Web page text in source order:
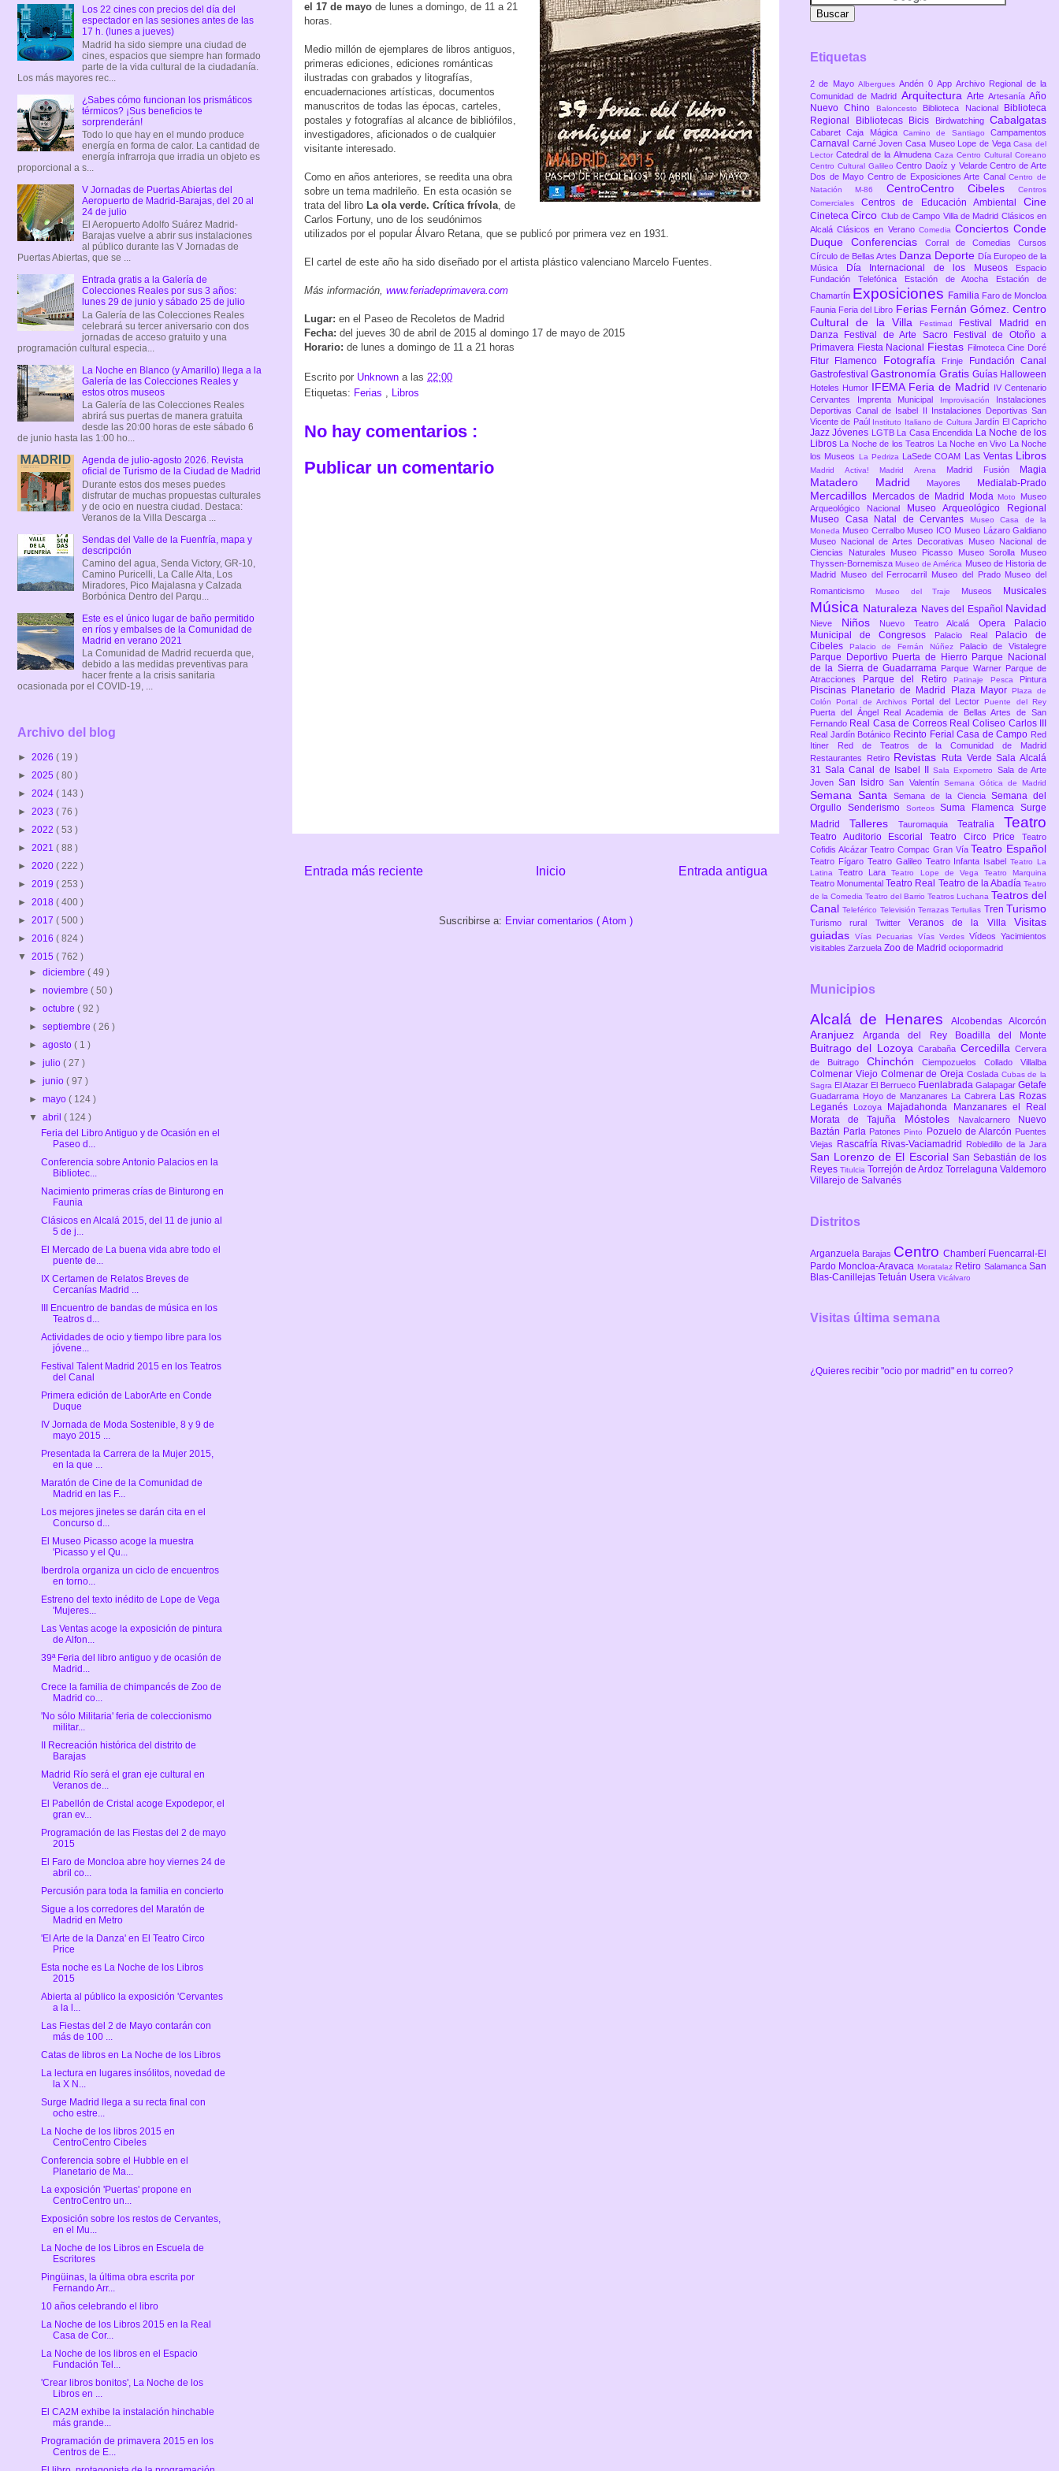
el 17 de mayo de lunes a domingo, de 11 a 21
horas.
Medio millón de ejemplares de libros antiguos,
primeras ediciones, ediciones románticas
ilustradas con grabados y litografías,
encuadernaciones artísticas, documentos
manuscritos de todas las épocas, carteles,
postales y fotografías al alcance de bibliófilos,
investigadores, aficionados o de cualquier
visitante interesado.
Como en años anteriores, se reedita una obra
sobre un tema madrileño. En esta ocasión se
trata del libro La ola verde. Crítica frívola , de
Carlos Fortuny, uno de los seudónimos
utilizados por el popular Álvaro Retana, que se publicó por primera vez en 1931.
El cartel de este año ha sido diseñado por el artista plástico valenciano Marcelo Fuentes.
Más información, www.feriadeprimavera.com
Lugar: en el Paseo de Recoletos de Madrid
Fecha: del jueves 30 de abril de 2015 al domingo 17 de mayo de 2015
Horario: de lunes a domingo de 11 a 21 horas
Escrito por Unknown a las 22:00
Etiquetas: Ferias , Libros
No hay comentarios :
Publicar un comentario
Entrada más reciente Entrada antigua
Inicio
Suscribirse a: Enviar comentarios ( Atom )
Los 22 cines con precios del día del
espectador en las sesiones antes de las
17 h. (lunes a jueves)
Madrid ha sido siempre una ciudad de
cines, espacios que siempre han formado
parte de la vida cultural de la ciudadanía.
Los más mayores rec...
¿Sabes cómo funcionan los prismáticos
térmicos? ¡Sus beneficios te
sorprenderán!
Todo lo que hay en el mundo produce
energía en forma de calor. La cantidad de
energía infrarroja que irradia un objeto es
proporcional a s...
V Jornadas de Puertas Abiertas del
Aeropuerto de Madrid-Barajas, del 20 al
24 de julio
El Aeropuerto Adolfo Suárez Madrid-
Barajas vuelve a abrir sus instalaciones
al público durante las V Jornadas de
Puertas Abiertas, que se ...
Entrada gratis a la Galería de
Colecciones Reales por sus 3 años:
lunes 29 de junio y sábado 25 de julio
La Galería de las Colecciones Reales
celebrará su tercer aniversario con dos
jornadas de acceso gratuito y una
programación cultural especia...
La Noche en Blanco (y Amarillo) llega a la
Galería de las Colecciones Reales y
estos otros museos
La Galería de las Colecciones Reales
abrirá sus puertas de manera gratuita
desde las 20:00 horas de este sábado 6
de junio hasta las 1:00 ho...
Agenda de julio-agosto 2026. Revista
oficial de Turismo de la Ciudad de Madrid
Durante estos dos meses puedes
disfrutar de muchas propuestas culturales
y de ocio en nuestra ciudad. Destaca:
Veranos de la Villa Descarga ...
Sendas del Valle de la Fuenfría, mapa y
descripción
Camino del agua, Senda Victory, GR-10,
Camino Puricelli, La Calle Alta, Los
Miradores, Pico Majalasna y Calzada
Borbónica Dentro del Parqu...
Este es el único lugar de baño permitido
en ríos y embalses de la Comunidad de
Madrid en verano 2021
La Comunidad de Madrid recuerda que,
debido a las medidas preventivas para
hacer frente a la crisis sanitaria
ocasionada por el COVID-19, ...
Archivo del blog
► 2026 ( 19 )
► 2025 ( 80 )
► 2024 ( 143 )
► 2023 ( 76 )
► 2022 ( 53 )
► 2021 ( 88 )
► 2020 ( 222 )
► 2019 ( 253 )
► 2018 ( 400 )
► 2017 ( 500 )
► 2016 ( 824 )
▼ 2015 ( 762 )
►diciembre( 49 )
►noviembre( 50 )
►octubre( 92 )
►septiembre( 26 )
►agosto( 1 )
►julio( 27 )
►junio( 97 )
►mayo( 124 )
▼abril( 124 )
Feria del Libro Antiguo y de Ocasión en el
Paseo d...
Conferencia sobre Antonio Palacios en la
Bibliotec...
Nacimiento primeras crías de Binturong en
Faunia
Clásicos en Alcalá 2015, del 11 de junio al
5 de j...
El Mercado de La buena vida abre todo el
puente de...
IX Certamen de Relatos Breves de
Cercanías Madrid ...
III Encuentro de bandas de música en los
Teatros d...
Actividades de ocio y tiempo libre para los
jóvene...
Festival Talent Madrid 2015 en los Teatros
del Canal
Primera edición de LaborArte en Conde
Duque
IV Jornada de Moda Sostenible, 8 y 9 de
mayo 2015 ...
Presentada la Carrera de la Mujer 2015,
en la que ...
Maratón de Cine de la Comunidad de
Madrid en las F...
Los mejores jinetes se darán cita en el
Concurso d...
El Museo Picasso acoge la muestra
'Picasso y el Qu...
Iberdrola organiza un ciclo de encuentros
en torno...
Estreno del texto inédito de Lope de Vega
'Mujeres...
Las Ventas acoge la exposición de pintura
de Alfon...
39ª Feria del libro antiguo y de ocasión de
Madrid...
Crece la familia de chimpancés de Zoo de
Madrid co...
'No sólo Militaria' feria de coleccionismo
militar...
II Recreación histórica del distrito de
Barajas
Madrid Río será el gran eje cultural en
Veranos de...
El Pabellón de Cristal acoge Expodepor, el
gran ev...
Programación de las Fiestas del 2 de mayo
2015
El Faro de Moncloa abre hoy viernes 24 de
abril co...
Percusión para toda la familia en concierto
Sigue a los corredores del Maratón de
Madrid en Metro
'El Arte de la Danza' en El Teatro Circo
Price
Esta noche es La Noche de los Libros
2015
Abierta al público la exposición 'Cervantes
a la l...
Las Fiestas del 2 de Mayo contarán con
más de 100 ...
Catas de libros en La Noche de los Libros
La lectura en lugares insólitos, novedad de
la X N...
Surge Madrid llega a su recta final con
ocho estre...
La Noche de los libros 2015 en
CentroCentro Cibeles
Conferencia sobre el Hubble en el
Planetario de Ma...
La exposición 'Puertas' propone en
CentroCentro un...
Exposición sobre los restos de Cervantes,
en el Mu...
La Noche de los Libros en Escuela de
Escritores
Pingüinas, la última obra escrita por
Fernando Arr...
10 años celebrando el libro
La Noche de los Libros 2015 en la Real
Casa de Cor...
La Noche de los libros en el Espacio
Fundación Tel...
'Crear libros bonitos', La Noche de los
Libros en ...
El CA2M exhibe la instalación hinchable
más grande...
Programación de primavera 2015 en los
Centros de E...
Etiquetas
2 de Mayo AlberguesAndén 0 AppArchivo Regional de la
Comunidad de Madrid Arquitectura Arte ArtesaníaAño
Nuevo Chino
Baloncesto Biblioteca Nacional
Biblioteca
Regional
Bibliotecas Bicis Birdwatching Cabalgatas
CabaretCaja MágicaCamino de SantiagoCampamentos
Carnaval Carné JovenCasa Museo Lope de VegaCasa del
LectorCatedral de la Almudena Caza Centro Cultural Coreano
Centro Cultural GalileoCentro Daoíz y VelardeCentro de Arte
Dos de Mayo Centro de Exposiciones Arte CanalCentro de
Natación M-86 CentroCentro Cibeles
Centros
ComercialesCentros de Educación AmbientalCine
CinetecaCirco Club de Campo Villa de Madrid Clásicos en
AlcaláClásicos en Verano Comedia ConciertosConde
Duque Conferencias Corral de Comedias Cursos
Círculo de Bellas Artes Danza Deporte Día Europeo de la
Música
Día Internacional de los Museos
Espacio
Fundación Telefónica
Estación de Atocha
Estación de
Chamartín Exposiciones Familia Faro de Moncloa
Faunia Feria del Libro Ferias Fernán Gómez. Centro
Cultural de la VillaFestimad
Festival Madrid en
Danza
Festival de Arte Sacro
Festival de Otoño a
Primavera Fiesta Nacional Fiestas Filmoteca Cine Doré
Fitur Flamenco Fotografía Frinje
Fundación Canal
Gastrofestival Gastronomía Gratis Guías Halloween
Hoteles Humor IFEMA Feria de Madrid
IV Centenario
Cervantes
Imprenta Municipal Improvisación
Instalaciones
Deportivas Canal de Isabel II
Instalaciones Deportivas San
Vicente de Paúl
Instituto Italiano de CulturaJardín El Capricho
JazzJóvenes LGTB La Casa Encendida La Noche de los
Libros
La Noche de los Teatros La Noche en Vivo
La Noche
los Museos
La Pedriza LaSede COAM Las Ventas Libros
Madrid Activa! Madrid Arena Madrid Fusión Magia
Matadero Madrid Mayores Medialab-Prado
Mercadillos Mercados de Madrid ModaMoto Museo
Arqueológico Nacional
Museo Arqueológico Regional
Museo Casa Natal de Cervantes
Museo Casa de la
Moneda Museo Cerralbo Museo ICO Museo Lázaro Galdiano
Museo Nacional de Artes Decorativas Museo Nacional de
Ciencias Naturales Museo Picasso Museo Sorolla Museo
Thyssen-BornemiszaMuseo de América Museo de Historia de
Madrid
Museo del Ferrocarril Museo del Prado Museo del
Romanticismo
Museo del Traje Museos Musicales
Música Naturaleza Naves del Español Navidad
Nieve Niños Nuevo Teatro Alcalá Opera
Palacio
Municipal de Congresos
Palacio Real
Palacio de
Cibeles
Palacio de Fernán Núñez Palacio de Vistalegre
Parque Deportivo Puerta de Hierro Parque Nacional
de la Sierra de Guadarrama Parque Warner Parque de
Atracciones
Parque del Retiro Patinaje Pesca Pintura
Piscinas Planetario de Madrid Plaza Mayor
Plaza de
Colón Portal de Archivos Portal del LectorPuente del Rey
Puerta del Ángel
Real Academia de Bellas Artes de San
Fernando Real Casa de Correos Real Coliseo Carlos III
Real Jardín Botánico Recinto Ferial Casa de Campo Red
Itiner
Red de Teatros de la Comunidad de Madrid
Restaurantes
Retiro Revistas Ruta VerdeSala Alcalá
31Sala Canal de Isabel IISala Expometro Sala de Arte
JovenSan IsidroSan Valentín Semana Gótica de Madrid
Semana Santa Semana de la Ciencia Semana del
Orgullo Senderismo SorteosSuma FlamencaSurge
Madrid Talleres Tauromaquia Teatralia Teatro
Teatro Auditorio Escorial Teatro Circo Price Teatro
Cofidis AlcázarTeatro Compac Gran Vía Teatro Español
Teatro Fígaro Teatro Galileo Teatro Infanta IsabelTeatro La
Latina Teatro LaraTeatro Lope de Vega Teatro Marquina
Teatro Monumental Teatro Real Teatro de la Abadía Teatro
de la Comedia Teatro del Barrio Teatros Luchana Teatros del
CanalTeleférico TelevisiónTerrazasTertulias Tren Turismo
Turismo rural Twitter Veranos de la VillaVisitas
guiadasVías Pecuarias Vías Verdes VídeosYacimientos
visitables Zarzuela Zoo de Madrid ociopormadrid
Municipios
Alcalá de Henares Alcobendas Alcorcón
AranjuezArganda del Rey Boadilla del Monte
Buitrago del LozoyaCarabaña CercedillaCervera
de Buitrago ChinchónCiempozuelosCollado Villalba
Colmenar Viejo Colmenar de Oreja Coslada Cubas de la
Sagra El Atazar El Berrueco Fuenlabrada Galapagar Getafe
Guadarrama Hoyo de Manzanares La Cabrera Las Rozas
Leganés
Lozoya Majadahonda
Manzanares el Real
Morata de Tajuña Móstoles Navalcarnero
Nuevo
Baztán Parla PatonesPinto Pozuelo de Alarcón Puentes
Viejas
Rascafría Rivas-Vaciamadrid Robledillo de la Jara
San Lorenzo de El Escorial San Sebastián de los
Reyes Titulcia Torrejón de Ardoz Torrelaguna Valdemoro
Villarejo de Salvanés
Distritos
Arganzuela Barajas Centro Chamberí Fuencarral-El
Pardo Moncloa-Aravaca Moratalaz Retiro SalamancaSan
Blas-Canillejas Tetuán Usera Vicálvaro
Visitas última semana
¿Quieres recibir "ocio por madrid" en tu correo?